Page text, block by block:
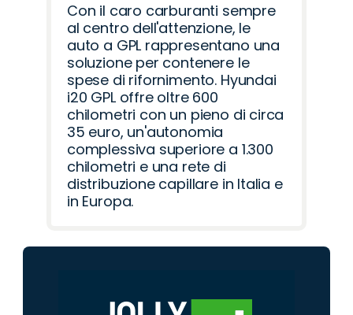
Con il caro carburanti sempre
al centro dell'attenzione, le
auto a GPL rappresentano una
soluzione per contenere le
spese di rifornimento. Hyundai
i20 GPL offre oltre 600
chilometri con un pieno di circa
35 euro, un'autonomia
complessiva superiore a 1.300
chilometri e una rete di
distribuzione capillare in Italia e
in Europa.